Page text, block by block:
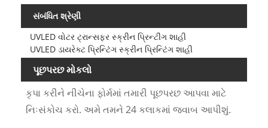
સંબંધિત શ્રેણી
UVLED વોટર ટ્રાન્સફર સ્ક્રીન પ્રિન્ટીંગ શાહી
UVLED ડાયરેક્ટ પ્રિન્ટિંગ સ્ક્રીન પ્રિન્ટિંગ શાહી
પૂછપરછ મોકલો
કૃપા કરીને નીચેના ફોર્મમાં તમારી પૂછપરછ આપવા માટે
નિઃસંકોચ કરો. અમે તમને 24 કલાકમાં જવાબ આપીશું.